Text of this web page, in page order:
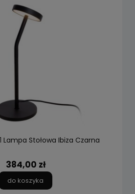
Lampa Stołowa Ibiza Czarna
384,00 zł
do koszyka